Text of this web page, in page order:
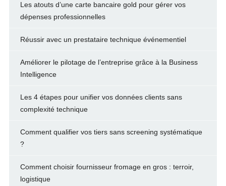
Les atouts d’une carte bancaire gold pour gérer vos
dépenses professionnelles
Réussir avec un prestataire technique événementiel
Améliorer le pilotage de l’entreprise grâce à la Business
Intelligence
Les 4 étapes pour unifier vos données clients sans
complexité technique
Comment qualifier vos tiers sans screening systématique
?
Comment choisir fournisseur fromage en gros : terroir,
logistique